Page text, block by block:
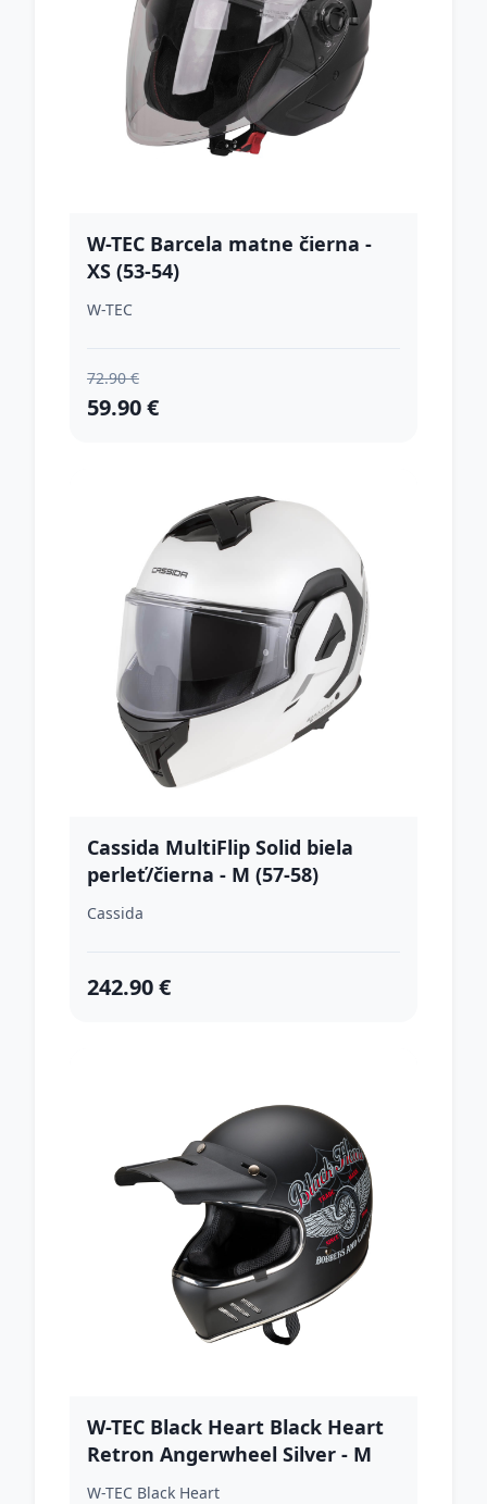
W-TEC Barcela matne čierna -
XS (53-54)
W-TEC
72.90 €
59.90 €
Cassida MultiFlip Solid biela
perleť/čierna - M (57-58)
Cassida
242.90 €
W-TEC Black Heart Black Heart
Retron Angerwheel Silver - M
(57-58)
W-TEC Black Heart